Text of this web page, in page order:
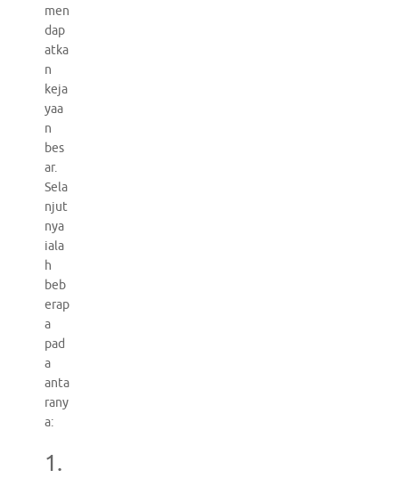
men
dap
atka
n
keja
yaa
n
bes
ar.
Sela
njut
nya
iala
h
beb
erap
a
pad
a
anta
rany
a:
1.